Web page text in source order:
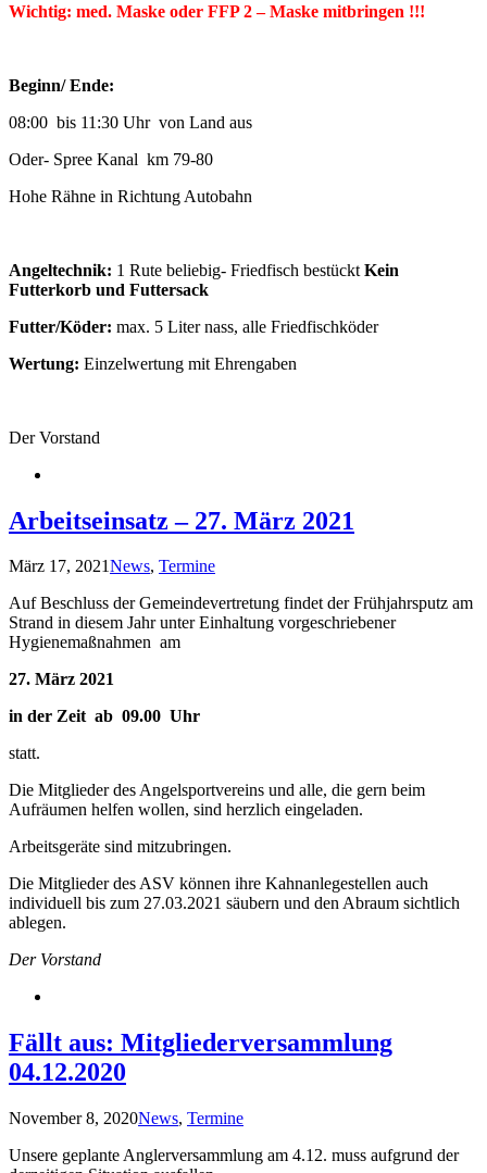
Wichtig: med. Maske oder FFP 2 – Maske mitbringen !!!
Beginn/ Ende:
08:00 bis 11:30 Uhr von Land aus
Oder- Spree Kanal km 79-80
Hohe Rähne in Richtung Autobahn
Angeltechnik: 1 Rute beliebig- Friedfisch bestückt Kein
Futterkorb und Futtersack
Futter/Köder: max. 5 Liter nass, alle Friedfischköder
Wertung: Einzelwertung mit Ehrengaben
Der Vorstand
Arbeitseinsatz – 27. März 2021
März 17, 2021News, Termine
Auf Beschluss der Gemeindevertretung findet der Frühjahrsputz am
Strand in diesem Jahr unter Einhaltung vorgeschriebener
Hygienemaßnahmen am
27. März 2021
in der Zeit ab 09.00 Uhr
statt.
Die Mitglieder des Angelsportvereins und alle, die gern beim
Aufräumen helfen wollen, sind herzlich eingeladen.
Arbeitsgeräte sind mitzubringen.
Die Mitglieder des ASV können ihre Kahnanlegestellen auch
individuell bis zum 27.03.2021 säubern und den Abraum sichtlich
ablegen.
Der Vorstand
Fällt aus: Mitgliederversammlung
04.12.2020
November 8, 2020News, Termine
Unsere geplante Anglerversammlung am 4.12. muss aufgrund der